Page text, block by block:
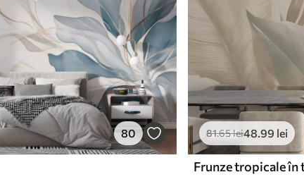
80 81.65lei48.99 lei